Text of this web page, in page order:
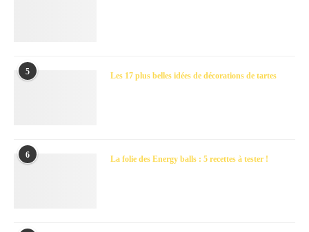
5 Les 17 plus belles idées de décorations de tartes
6 La folie des Energy balls : 5 recettes à tester !